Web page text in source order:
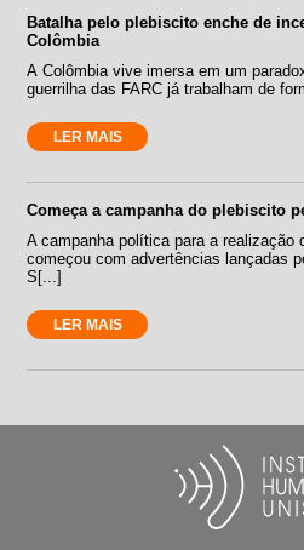
Batalha pelo plebiscito enche de
Colômbia
A Colômbia vive imersa em um
guerrilha das FARC já trabalham de
LER MAIS
Começa a campanha do plebiscito
A campanha política para a realização
começou com advertências lançadas
S[...]
LER MAIS